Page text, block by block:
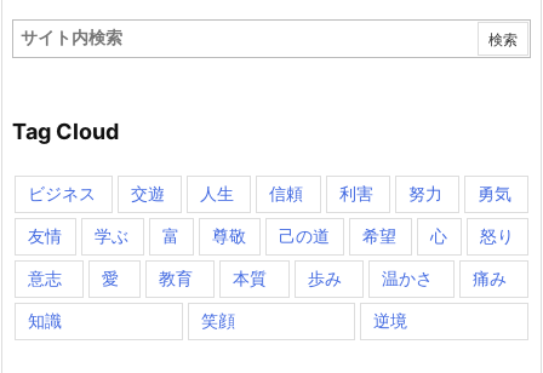
Tag Cloud
ビジネス 交遊 人生 信頼 利害 努力 勇気
友情 学ぶ 富 尊敬 己の道 希望 心 怒り
意志 愛 教育 本質 歩み 温かさ 痛み
知識 笑顔 逆境